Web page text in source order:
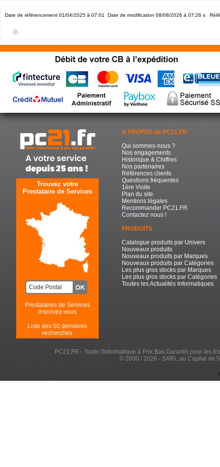
Date de référencement 01/04/2025 à 07:01 Date de modification 08/08/2026 à 07:26 s
Trouvez votre
Prestataire de Services
Prestataires de Services
inscrivez-vous
Liste des 50 dernières
recherches
A PROPOS de PC21.FR
Qui sommes-nous ?
Nos engagements
Historique & Chiffres
Nos partenaires
Références clients
Questions fréquentes
1ère Visite
Plan du site
Mentions légales
Recommander PC21.FR
Contactez nous !
PRODUITS
Catalogue produits par Univers
Nouveaux produits
Nouveaux produits par Marques
Nouveaux produits par Catégories
Les plus gros stocks par Marques
Les plus gros stocks par Catégories
Toutes les Actualités Informatiques
PC21.FR - Toute l'Informatique à Prix Bas Garantis pour les
© 2000 / 2026 - SARL au Capital de